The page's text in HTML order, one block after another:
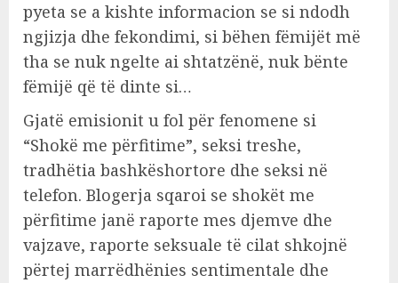
pyeta se a kishte informacion se si ndodh
ngjizja dhe fekondimi, si bëhen fëmijët më
tha se nuk ngelte ai shtatzënë, nuk bënte
fëmijë që të dinte si…
Gjatë emisionit u fol për fenomene si
“Shokë me përfitime”, seksi treshe,
tradhëtia bashkëshortore dhe seksi në
telefon. Blogerja sqaroi se shokët me
përfitime janë raporte mes djemve dhe
vajzave, raporte seksuale të cilat shkojnë
përtej marrëdhënies sentimentale dhe